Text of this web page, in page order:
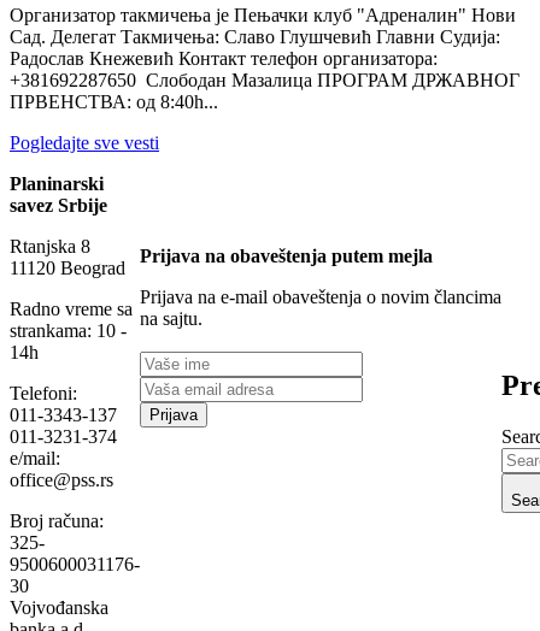
Организатор такмичења је Пењачки клуб "Адреналин" Нови
Сад. Делегат Такмичења: Славо Глушчевић Главни Судија:
Радослав Кнежевић Контакт телефон организатора:
+381692287650 Слободан Мазалица ПРОГРАМ ДРЖАВНОГ
ПРВЕНСТВА: од 8:40h...
Pogledajte sve vesti
Planinarski
savez Srbije
Rtanjska 8
11120 Beograd
Radno vreme sa
strankama: 10 -
14h
Telefoni:
011-3343-137
011-3231-374
e/mail:
office@pss.rs
Broj računa:
325-
9500600031176-
30
Vojvođanska
Prijava na obaveštenja putem mejla
Prijava na e-mail obaveštenja o novim člancima
na sajtu.